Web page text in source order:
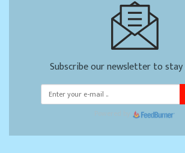
Subscribe our newsletter to stay